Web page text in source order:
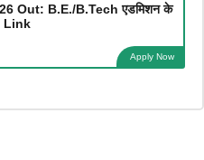
Out: B.E./B.Tech एडमिशन के
Link
Apply Now